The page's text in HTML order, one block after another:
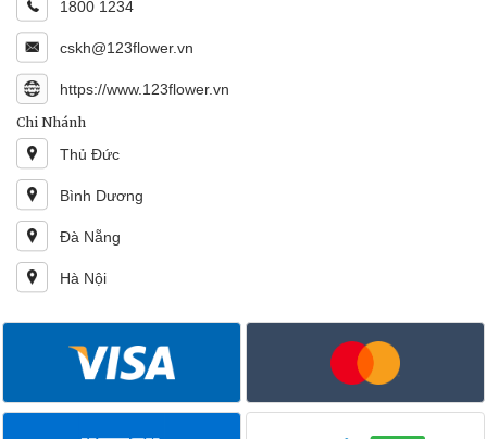
1800 1234
cskh@123flower.vn
https://www.123flower.vn
Chi Nhánh
Thủ Đức
Bình Dương
Đà Nẵng
Hà Nội